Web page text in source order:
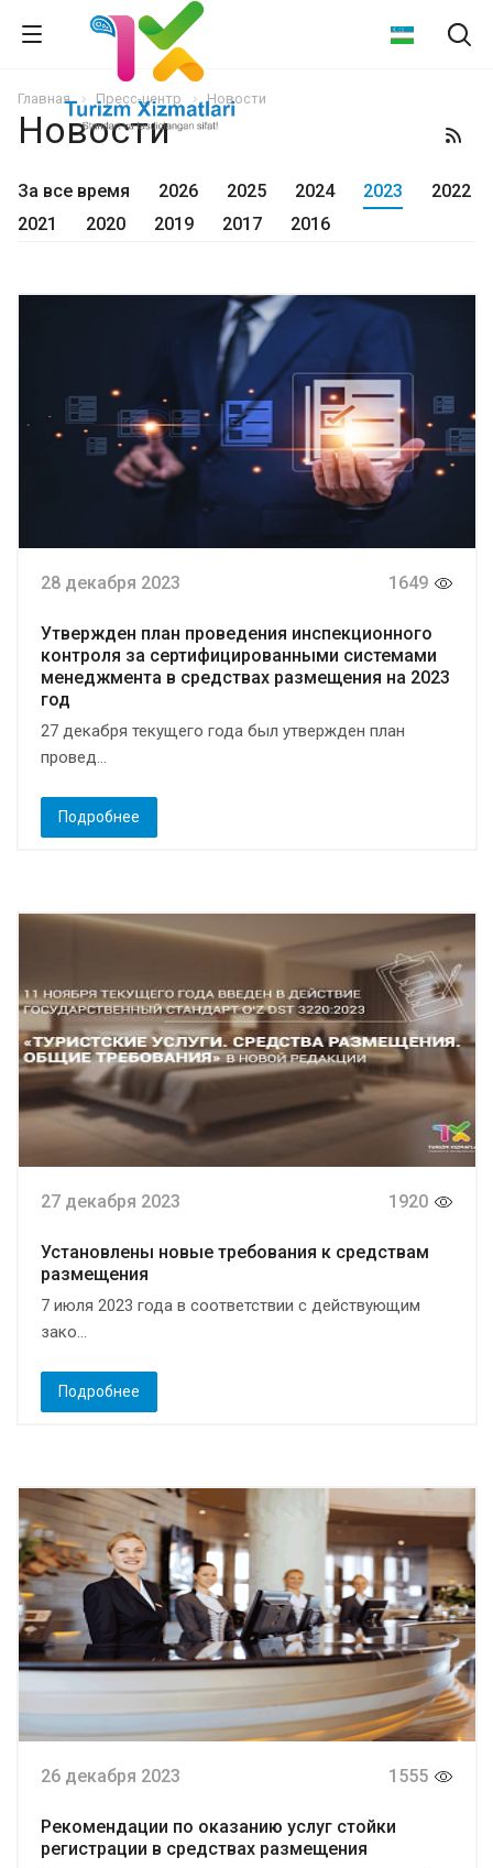
Главная Пресс-центр Новости
Новости
За все время 2026 2025 2024 2023
2022
2021
2020 2019 2017 2016
28 декабря 2023 1649
Утвержден план проведения инспекционного
контроля за сертифицированными системами
менеджмента в средствах размещения на 2023
год
27 декабря текущего года был утвержден план
провед...
Подробнее
27 декабря 2023 1920
Установлены новые требования к средствам
размещения
7 июля 2023 года в соответствии с действующим
зако...
Подробнее
26 декабря 2023 1555
Рекомендации по оказанию услуг стойки
регистрации в средствах размещения